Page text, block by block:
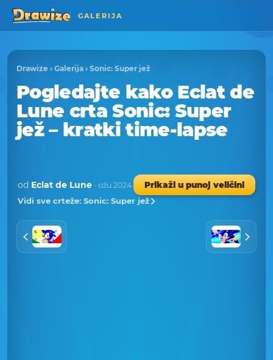
GALERIJA
Drawize › Galerija › Sonic: Super jež
Pogledajte kako Eclat de
Lune crta Sonic: Super
jež – kratki time-lapse
od Eclat de Lune · ožu 2024
Prikaži u punoj veličini
Vidi sve crteže: Sonic: Super jež